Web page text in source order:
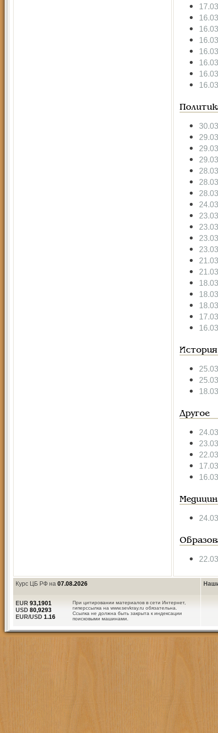
История
Другое
Курс ЦБ РФ на 07.08.2026
При цитировании материалов в сети Интернет,
гиперссылка на www.sevkray.ru обязательна.
Ссылка не должна быть закрыта к индексации
поисковыми машинами.
EUR 93,1901
USD 80,9293
EUR/USD 1.16